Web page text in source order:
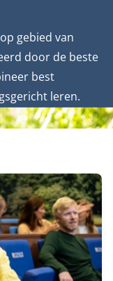
gebied van
door de beste
best
leren.